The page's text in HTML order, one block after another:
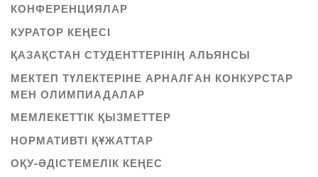
КОНФЕРЕНЦИЯЛАР
КУРАТОР КЕҢЕСІ
ҚАЗАҚСТАН СТУДЕНТТЕРІНІҢ АЛЬЯНСЫ
МЕКТЕП ТҮЛЕКТЕРІНЕ АРНАЛҒАН КОНКУРСТАР
МЕН ОЛИМПИАДАЛАР
МЕМЛЕКЕТТІК ҚЫЗМЕТТЕР
НОРМАТИВТІ ҚҰЖАТТАР
ОҚУ-ӘДІСТЕМЕЛІК КЕҢЕС